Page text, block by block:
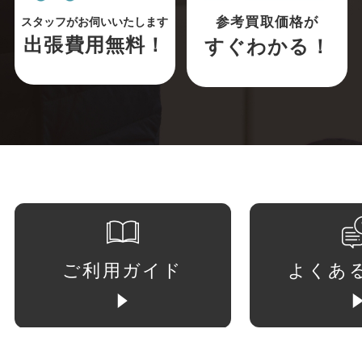
スタッフがお伺いいたします
出張費用無料！
参考買取価格が
すぐわかる！
ご利用ガイド よくあ